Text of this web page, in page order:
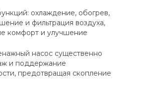
охлаждение, обогрев,
и фильтрация воздуха,
комфорт и улучшение
насос существенно
и поддержание
предотвращая скопление